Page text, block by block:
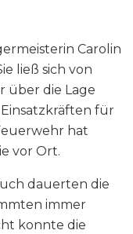
Carolin
ließ sich von
über die Lage
für
hat
vor Ort.
dauerten die
immer
konnte die